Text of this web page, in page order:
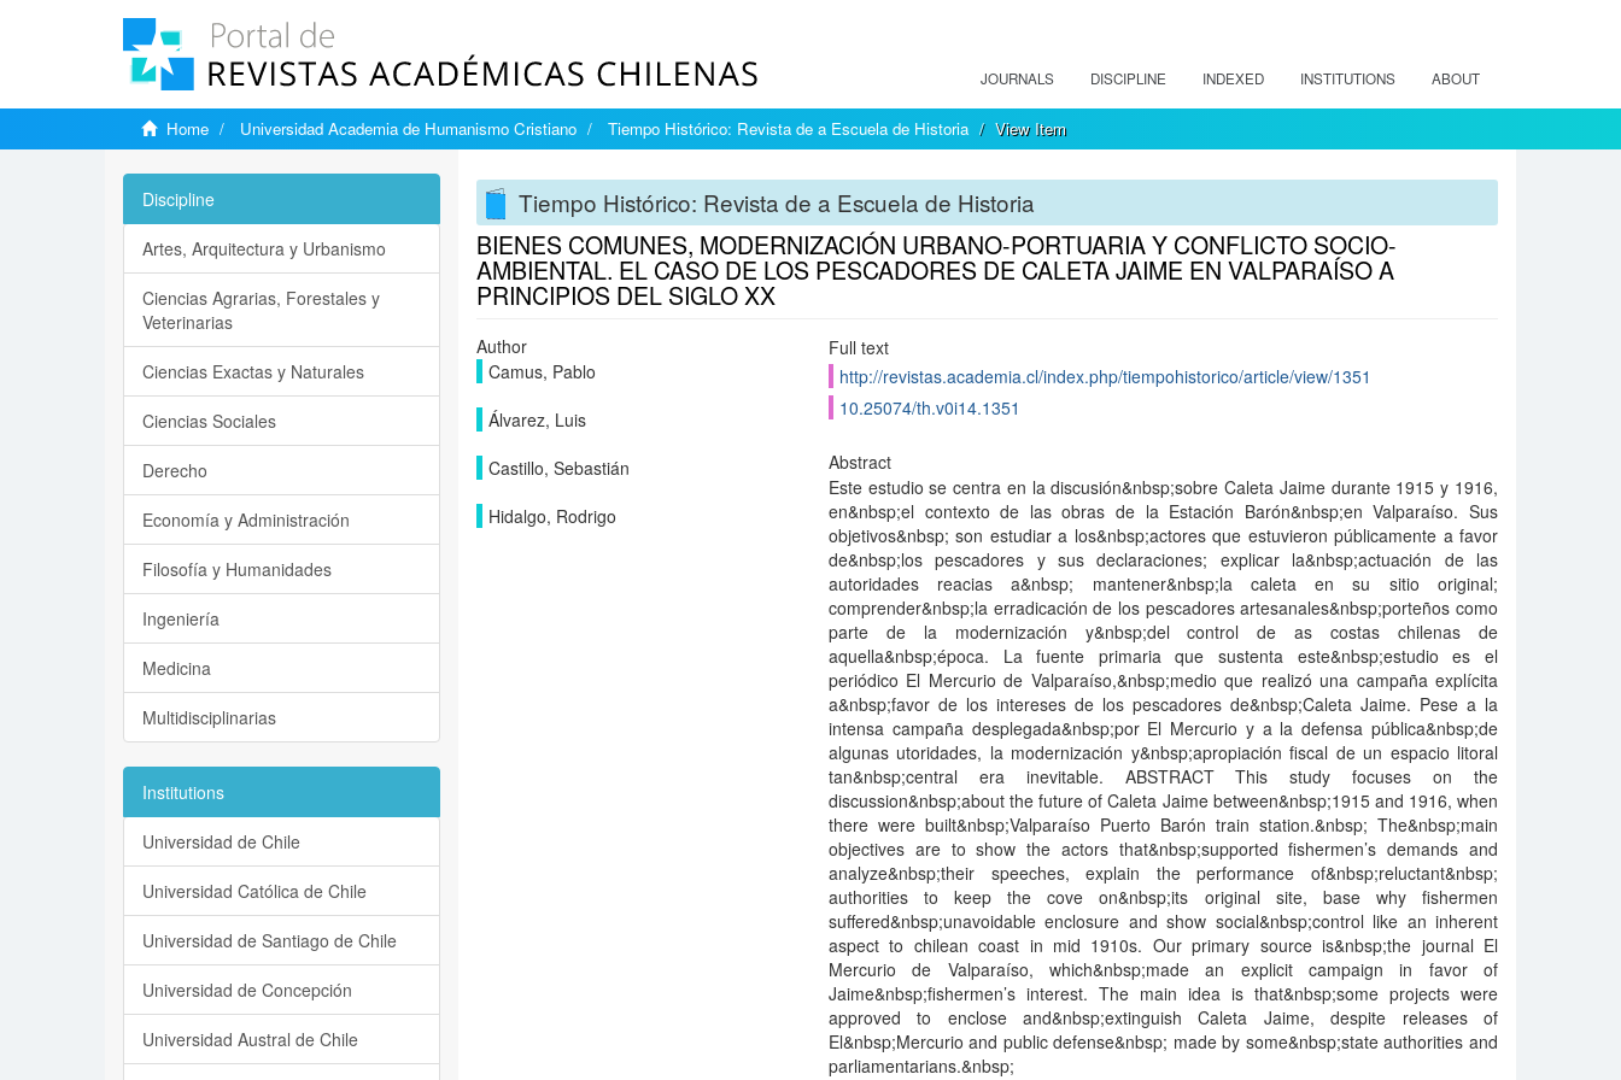
JOURNALS DISCIPLINE INDEXED INSTITUTIONS ABOUT
Home Universidad Academia de Humanismo Cristiano Tiempo Histórico: Revista de a Escuela de Historia View Item
Tiempo Histórico: Revista de a Escuela de Historia
BIENES COMUNES, MODERNIZACIÓN URBANO-PORTUARIA Y CONFLICTO SOCIO-
AMBIENTAL. EL CASO DE LOS PESCADORES DE CALETA JAIME EN VALPARAÍSO A
PRINCIPIOS DEL SIGLO XX
Author
Camus, Pablo
Álvarez, Luis
Castillo, Sebastián
Hidalgo, Rodrigo
Full text
http://revistas.academia.cl/index.php/tiempohistorico/article/view/1351
10.25074/th.v0i14.1351
Abstract
Este estudio se centra en la discusión&nbsp;sobre Caleta Jaime durante 1915 y 1916,
en&nbsp;el contexto de las obras de la Estación Barón&nbsp;en Valparaíso. Sus
objetivos&nbsp; son estudiar a los&nbsp;actores que estuvieron públicamente a favor
de&nbsp;los pescadores y sus declaraciones; explicar la&nbsp;actuación de las
autoridades reacias a&nbsp; mantener&nbsp;la caleta en su sitio original;
comprender&nbsp;la erradicación de los pescadores artesanales&nbsp;porteños como
parte de la modernización y&nbsp;del control de as costas chilenas de
aquella&nbsp;época. La fuente primaria que sustenta este&nbsp;estudio es el
periódico El Mercurio de Valparaíso,&nbsp;medio que realizó una campaña explícita
a&nbsp;favor de los intereses de los pescadores de&nbsp;Caleta Jaime. Pese a la
intensa campaña desplegada&nbsp;por El Mercurio y a la defensa pública&nbsp;de
algunas utoridades, la modernización y&nbsp;apropiación fiscal de un espacio litoral
tan&nbsp;central era inevitable. ABSTRACT This study focuses on the
discussion&nbsp;about the future of Caleta Jaime between&nbsp;1915 and 1916, when
there were built&nbsp;Valparaíso Puerto Barón train station.&nbsp; The&nbsp;main
objectives are to show the actors that&nbsp;supported fishermen’s demands and
analyze&nbsp;their speeches, explain the performance of&nbsp;reluctant&nbsp;
authorities to keep the cove on&nbsp;its original site, base why fishermen
suffered&nbsp;unavoidable enclosure and show social&nbsp;control like an inherent
aspect to chilean coast in mid 1910s. Our primary source is&nbsp;the journal El
Mercurio de Valparaíso, which&nbsp;made an explicit campaign in favor of
Jaime&nbsp;fishermen’s interest. The main idea is that&nbsp;some projects were
approved to enclose and&nbsp;extinguish Caleta Jaime, despite releases of
El&nbsp;Mercurio and public defense&nbsp; made by some&nbsp;state authorities and
parliamentarians.&nbsp;
Discipline
Artes, Arquitectura y Urbanismo
Ciencias Agrarias, Forestales y
Veterinarias
Ciencias Exactas y Naturales
Ciencias Sociales
Derecho
Economía y Administración
Filosofía y Humanidades
Ingeniería
Medicina
Multidisciplinarias
Institutions
Universidad de Chile
Universidad Católica de Chile
Universidad de Santiago de Chile
Universidad de Concepción
Universidad Austral de Chile